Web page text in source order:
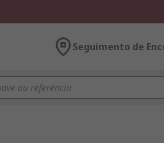
Seguimento de